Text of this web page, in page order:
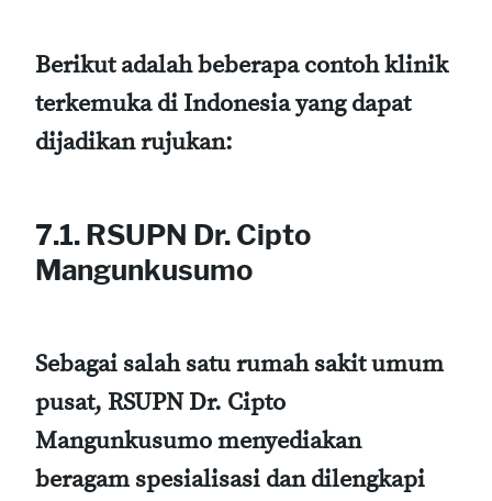
Berikut adalah beberapa contoh klinik
terkemuka di Indonesia yang dapat
dijadikan rujukan:
7.1. RSUPN Dr. Cipto
Mangunkusumo
Sebagai salah satu rumah sakit umum
pusat, RSUPN Dr. Cipto
Mangunkusumo menyediakan
beragam spesialisasi dan dilengkapi